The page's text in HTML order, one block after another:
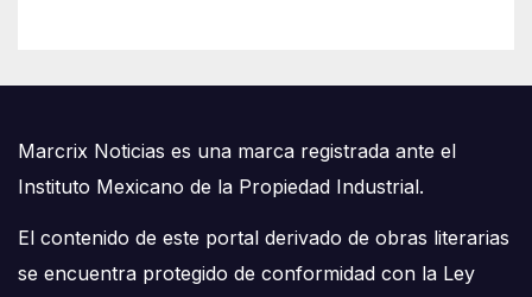
Marcrix Noticias es una marca registrada ante el
Instituto Mexicano de la Propiedad Industrial.
El contenido de este portal derivado de obras literarias
se encuentra protegido de conformidad con la Ley